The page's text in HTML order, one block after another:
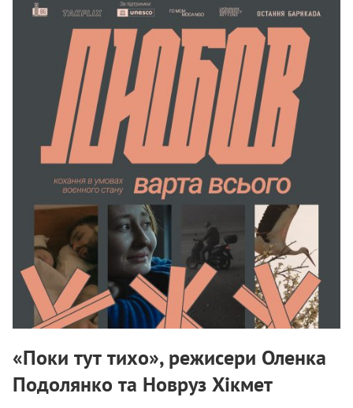
«Поки тут тихо», режисери Оленка
Подолянко та Новруз Хікмет